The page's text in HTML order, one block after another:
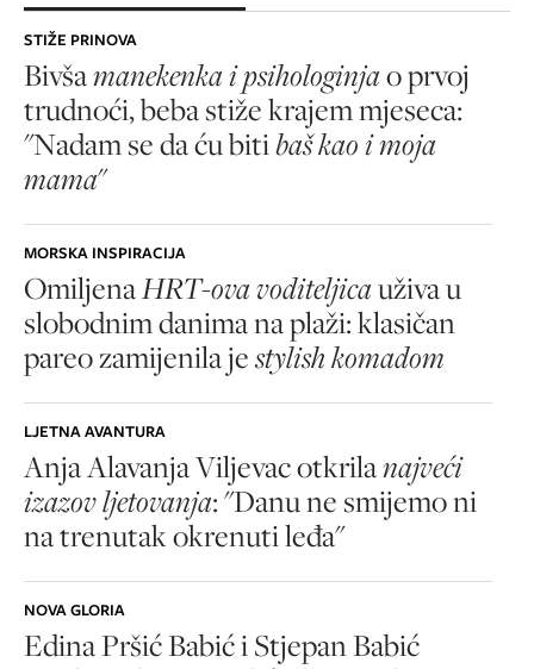
STIŽE PRINOVA
Bivšamanekenka i psihologinjao prvoj
trudnoći, beba stiže krajem mjeseca:
"Nadam se da ću bitibaš kao i moja
mama"
MORSKA INSPIRACIJA
OmiljenaHRT-ova voditeljicauživa u
slobodnim danima na plaži: klasičan
pareo zamijenila jestylish komadom
LJETNA AVANTURA
Anja Alavanja Viljevac otkrilanajveći
izazov ljetovanja: "Danu ne smijemo ni
na trenutak okrenuti leđa"
NOVA GLORIA
Edina Pršić Babić i Stjepan Babić